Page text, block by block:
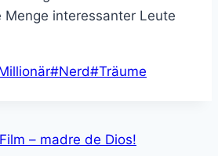
Menge interessanter Leute
#Nerd#Träume
– madre de Dios!